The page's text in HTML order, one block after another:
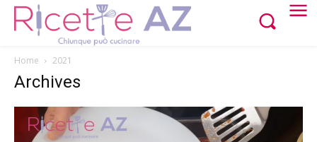
Home 2021
Archives